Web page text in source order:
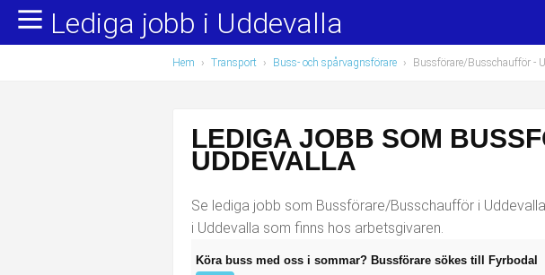
Yrkesområden
Administration, ekonomi, juridik
Chefer och verksamhetsledare
Populära jobb
Undersköterska, hemtjänst och äldreboende
Lärare i förskola/Förskollärare
Lediga jobb i Uddevalla
Hem › Transport › Buss- och spårvagnsförare › Bussförare/Busschaufför -
LEDIGA JOBB SOM
UDDEVALLA
Se lediga jobb som Bussförare/Busschaufför i
i Uddevalla som finns hos arbetsgivaren.
Köra buss med oss i sommar? Bussförare sökes till Fyrbodal